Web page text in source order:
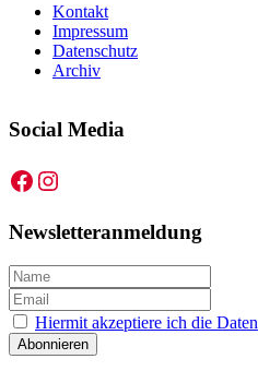
Kontakt
Impressum
Datenschutz
Archiv
Social Media
Facebook
Instagram
Newsletteranmeldung
Hiermit akzeptiere ich die